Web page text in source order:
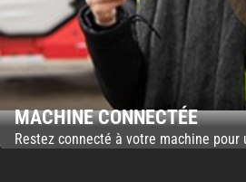
MACHINE CONNECTÉE
Restez connecté à votre machine